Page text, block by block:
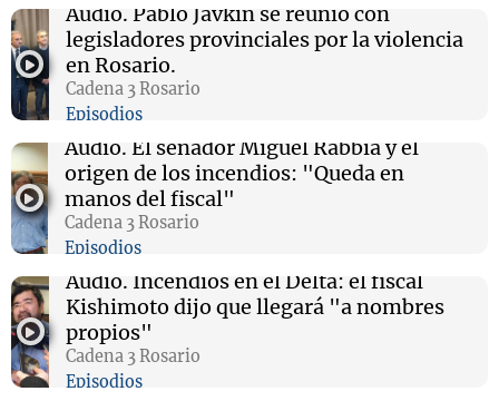
Audio. Pablo Javkin se reunió con
legisladores provinciales por la violencia
en Rosario.
Cadena 3 Rosario
Episodios
Audio. El senador Miguel Rabbia y el
origen de los incendios: "Queda en
manos del fiscal"
Cadena 3 Rosario
Episodios
Audio. Incendios en el Delta: el fiscal
Kishimoto dijo que llegará "a nombres
propios"
Cadena 3 Rosario
Episodios